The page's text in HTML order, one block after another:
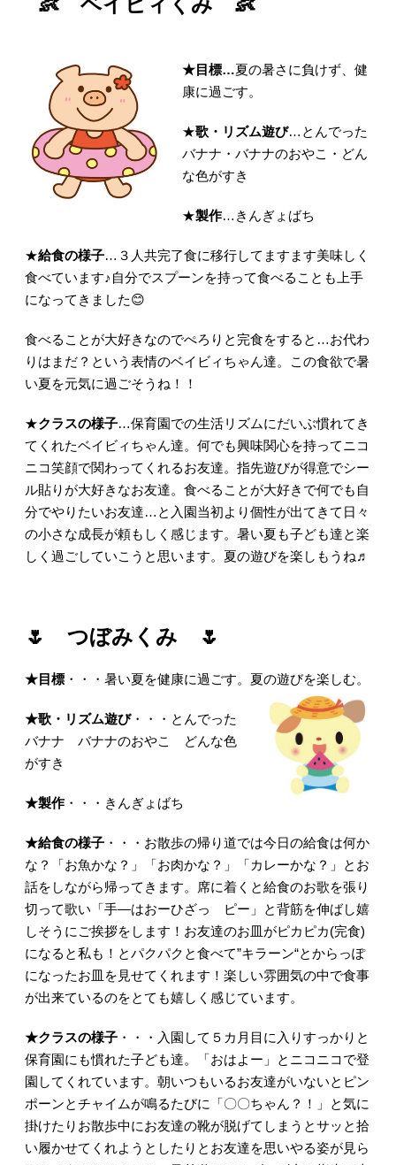
★目標…夏の暑さに負けず、健
康に過ごす。
★歌・リズム遊び…とんでった
バナナ・バナナのおやこ・どん
な色がすき
★製作…きんぎょばち
★給食の様子…３人共完了食に移行してますます美味しく
食べています♪自分でスプーンを持って食べることも上手
になってきました😊
食べることが大好きなのでぺろりと完食をすると…お代わ
りはまだ？という表情のベイビィちゃん達。この食欲で暑
い夏を元気に過ごそうね！！
★クラスの様子…保育園での生活リズムにだいぶ慣れてき
てくれたベイビィちゃん達。何でも興味関心を持ってニコ
ニコ笑顔で関わってくれるお友達。指先遊びが得意でシー
ル貼りが大好きなお友達。食べることが大好きで何でも自
分でやりたいお友達…と入園当初より個性が出てきて日々
の小さな成長が頼もしく感じます。暑い夏も子ども達と楽
しく過ごしていこうと思います。夏の遊びを楽しもうね♬
🌷 つぼみくみ 🌷
★目標・・・暑い夏を健康に過ごす。夏の遊びを楽しむ。
★歌・リズム遊び・・・とんでった
バナナ バナナのおやこ どんな色
がすき
★製作・・・きんぎょばち
★給食の様子・・・お散歩の帰り道では今日の給食は何か
な？「お魚かな？」「お肉かな？」「カレーかな？」とお
話をしながら帰ってきます。席に着くと給食のお歌を張り
切って歌い「手―はおーひざっ ピー」と背筋を伸ばし嬉
しそうにご挨拶をします！お友達のお皿がピカピカ(完食)
になると私も！とパクパクと食べて”キラーン“とからっぽ
になったお皿を見せてくれます！楽しい雰囲気の中で食事
が出来ているのをとても嬉しく感じています。
★クラスの様子・・・入園して５カ月目に入りすっかりと
保育園にも慣れた子ども達。「おはよー」とニコニコで登
園してくれています。朝いつもいるお友達がいないとピン
ポーンとチャイムが鳴るたびに「〇〇ちゃん？！」と気に
掛けたりお散歩中にお友達の靴が脱げてしまうとサッと拾
い履かせてくれようとしたりとお友達を思いやる姿が見ら